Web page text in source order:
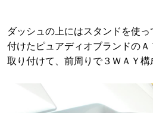
ダッシュの上にはスタンドを使
付けたピュアディオブランドの
取り付けて、前周りで３ＷＡＹ構